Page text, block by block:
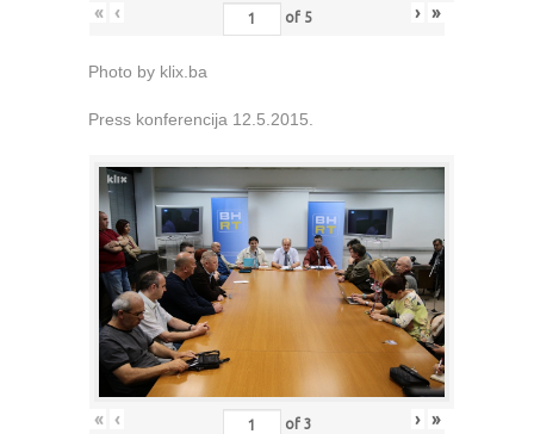
« ‹ of 5 › »
Photo by klix.ba
Press konferencija 12.5.2015.
« ‹ of 3 › »